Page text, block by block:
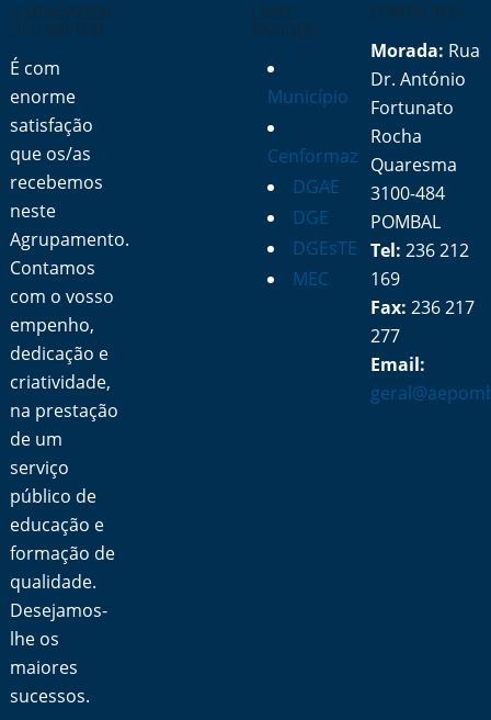
A MENSAGEM
DO DIRETOR
É com
enorme
satisfação
que os/as
recebemos
neste
Agrupamento.
Contamos
com o vosso
empenho,
dedicação e
criatividade,
na prestação
de um
serviço
público de
educação e
formação de
qualidade.
Desejamos-
lhe os
maiores
sucessos.
LINKS
RÁPIDOS
Município
Cenformaz
DGAE
DGE
DGEsTE
MEC
CONTACTOS
Morada: Rua
Dr. António
Fortunato
Rocha
Quaresma
3100-484
POMBAL
Tel: 236 212
169
Fax: 236 217
277
Email: